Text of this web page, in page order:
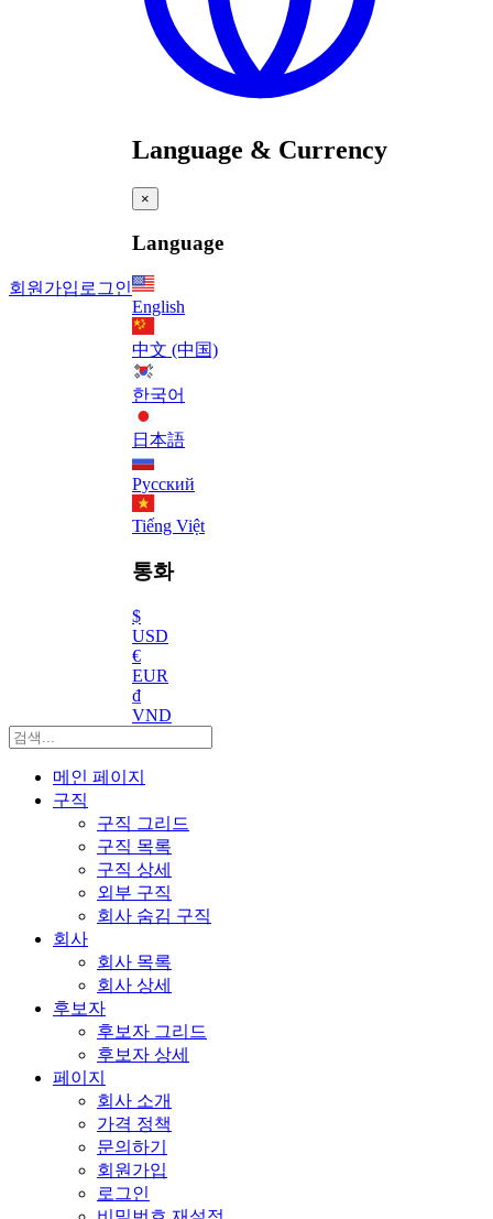
회원가입 로그인
Language & Currency
×
Language
English
中文 (中国)
한국어
日本語
Русский
Tiếng Việt
통화
$
USD
€
EUR
₫
VND
메인 페이지
구직
구직 그리드
구직 목록
구직 상세
외부 구직
회사 숨김 구직
회사
회사 목록
회사 상세
후보자
후보자 그리드
후보자 상세
페이지
회사 소개
가격 정책
문의하기
회원가입
로그인